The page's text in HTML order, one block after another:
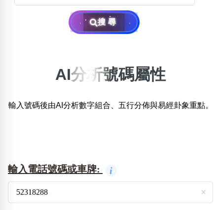
搜尋
位置:
清除全部分類
AI分析號碼屬性
輸入號碼後由AI分析數字組合、五行分佈與易經卦象重點。
輸入電話號碼或車牌: i
×